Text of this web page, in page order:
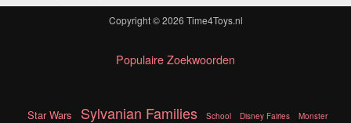
Copyright © 2026 Time4Toys.nl
Populaire Zoekwoorden
Star Wars Sylvanian Families School Disney Fairies Monster